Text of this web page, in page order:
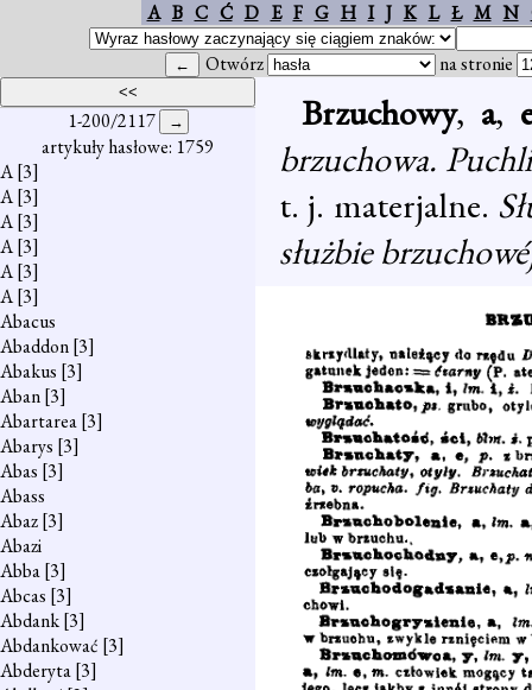
A B C Ć D E F G H I J K L Ł M N
Otwórz na stronie
1-200/2117
artykuły hasłowe: 1759
A[3]
A[3]
A[3]
A[3]
A[3]
A[3]
Abacus
Abaddon[3]
Abakus [3]
Aban[3]
Abartarea[3]
Abarys [3]
Abas [3]
Abass
Abaz[3]
Abazi
Abba[3]
Abcas [3]
Abdank[3]
Abdankować [3]
Abderyta[3]
Brzuchowy, a,
brzuchowa.
t. j. materjalne.
służbie